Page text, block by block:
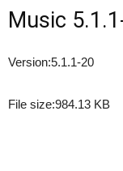
Music
Version:5.1.1-20
File size:984.13 KB